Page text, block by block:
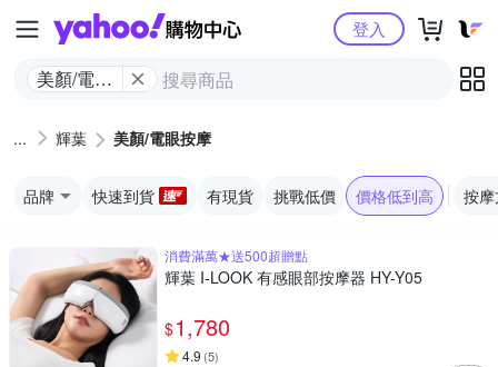
Yahoo購物中心
美顏/電眼
登入
輝葉 美顏/電眼按摩
品牌 快速到貨 有現貨 挑戰低價 價格低到高 按
消費滿萬★送500超贈點
輝葉 I-LOOK 有感眼部按摩器 HY-Y05
$1,780
4.9 (5)